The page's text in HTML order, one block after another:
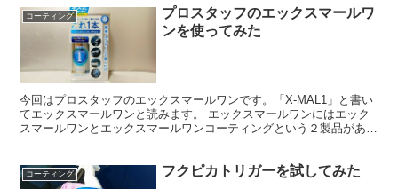
コーティング
プロスタッフのエックスマールワ
ンを使ってみた
今回はプロスタッフのエックスマールワンです。「X-MAL1」と書い
てエックスマールワンと読みます。 エックスマールワンにはエック
スマールワンとエックスマールワンコーティングという２製品があり
コーティング フクピカトリガーを試してみた